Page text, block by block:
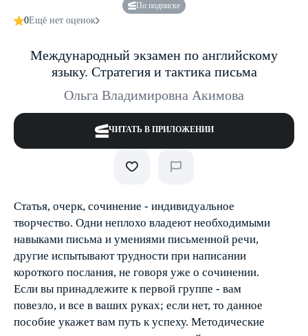
По подписке
0Ещё нет оценок
Международный экзамен по английскому
языку. Стратегия и тактика письма
Ольга Владимировна Акимова
ЧИТАТЬ В ПРИЛОЖЕНИИ
Статья, очерк, сочинение - индивидуальное
творчество. Одни неплохо владеют необходимыми
навыками письма и умениями письменной речи,
другие испытывают трудности при написании
короткого послания, не говоря уже о сочинении.
Если вы принадлежите к первой группе - вам
повезло, и все в ваших руках; если нет, то данное
пособие укажет вам путь к успеху. Методические